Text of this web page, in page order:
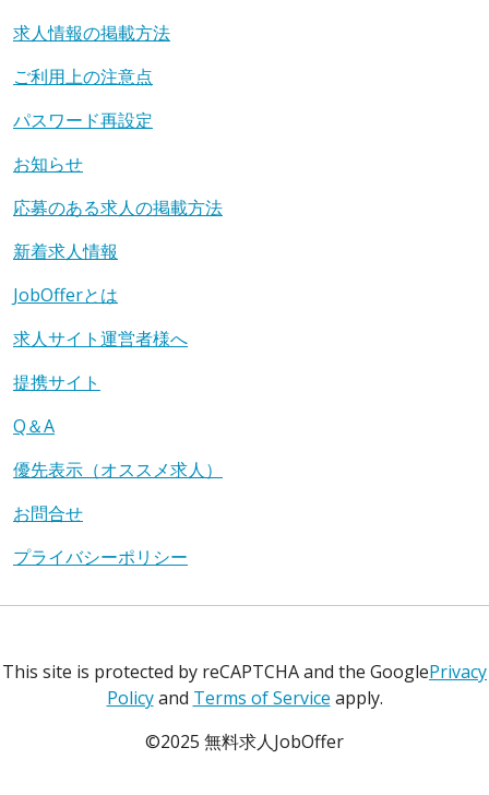
求人情報の掲載方法
ご利用上の注意点
パスワード再設定
お知らせ
応募のある求人の掲載方法
新着求人情報
JobOfferとは
求人サイト運営者様へ
提携サイト
Q＆A
優先表示（オススメ求人）
お問合せ
プライバシーポリシー
This site is protected by reCAPTCHA and the GooglePrivacy
Policyand Terms of Service apply.
©2025 無料求人JobOffer